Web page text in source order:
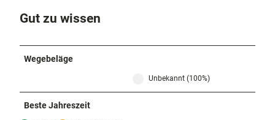
Gut zu wissen
Wegebeläge
Unbekannt (100%)
Beste Jahreszeit